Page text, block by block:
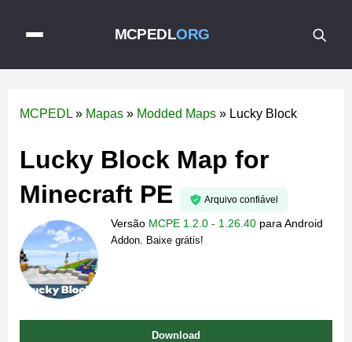
MCPEDLORG
MCPEDL » Mapas » Modded Maps » Lucky Block
Lucky Block Map for
Minecraft PE
Arquivo confiável
Versão MCPE 1.2.0 - 1.26.40 para Android
Addon. Baixe grátis!
Download